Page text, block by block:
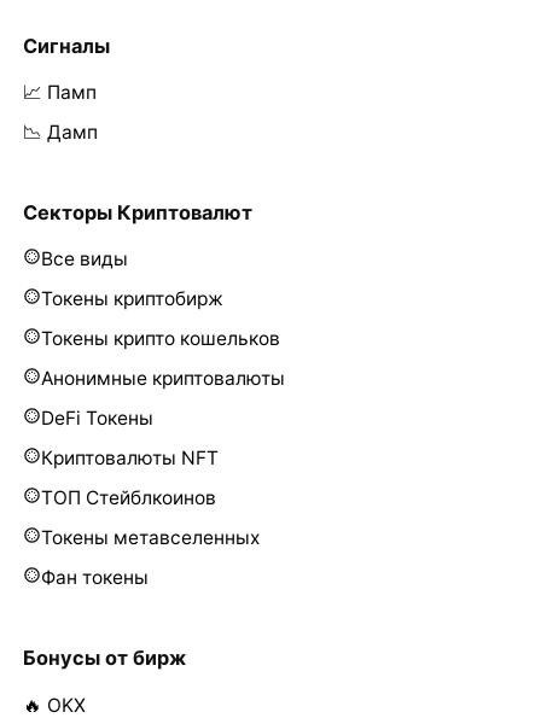
Сигналы
📈 Памп
📉 Дамп
Секторы Криптовалют
Все виды
Токены криптобирж
Токены крипто кошельков
Анонимные криптовалюты
DeFi Токены
Криптовалюты NFT
ТОП Стейблкоинов
Токены метавселенных
Фан токены
Бонусы от бирж
🔥 OKX